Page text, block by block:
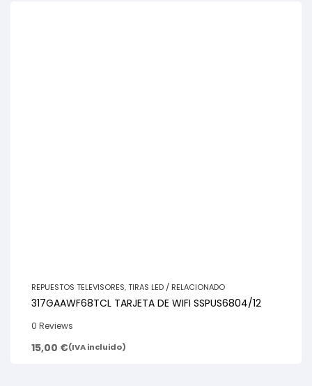
REPUESTOS TELEVISORES,TIRAS LED / RELACIONADO
317GAAWF68TCL TARJETA DE WIFI SSPUS6804/12
0 Reviews
15,00 €(IVA incluido)